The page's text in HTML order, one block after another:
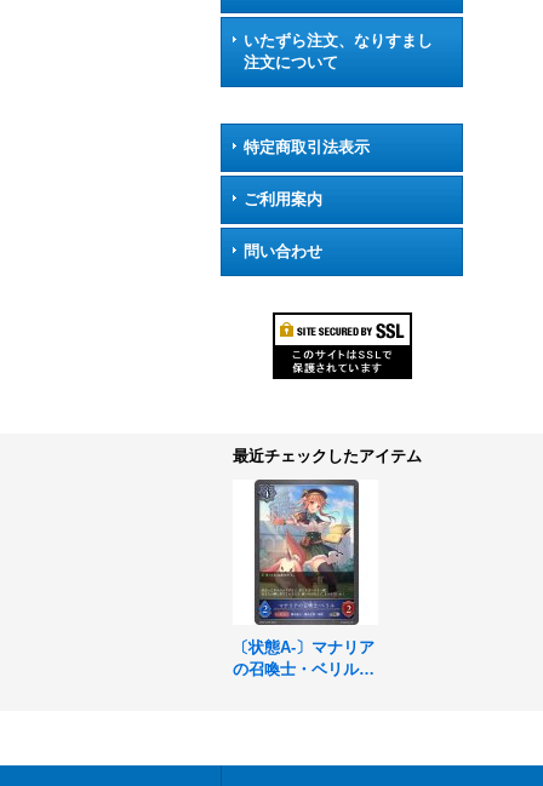
いたずら注文、なりすまし
注文について
特定商取引法表示
ご利用案内
問い合わせ
最近チェックしたアイテム
〔状態A-〕マナリア
の召喚士・ベリル